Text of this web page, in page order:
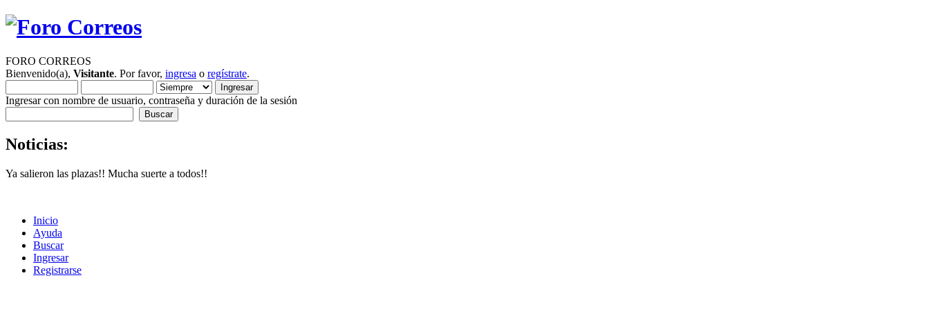
FORO CORREOS
Bienvenido(a), Visitante. Por favor, ingresa o regístrate.
Ingresar con nombre de usuario, contraseña y duración de la sesión
Noticias:
Ya salieron las plazas!! Mucha suerte a todos!!
Inicio
Ayuda
Buscar
Ingresar
Registrarse